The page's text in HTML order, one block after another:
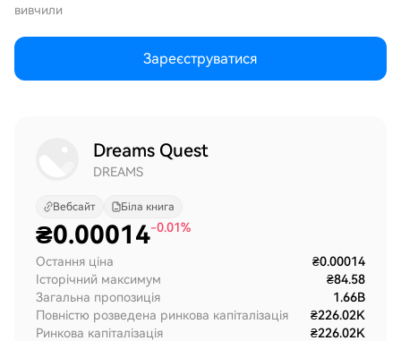
вивчили
Зареєструватися
Dreams Quest
DREAMS
Вебсайт Біла книга
₴0.00014-0.01%
Остання ціна
₴0.00014
Історічний максимум
₴84.58
Загальна пропозиція
1.66B
Повністю розведена ринкова капіталізація
₴226.02K
Ринкова капіталізація
₴226.02K